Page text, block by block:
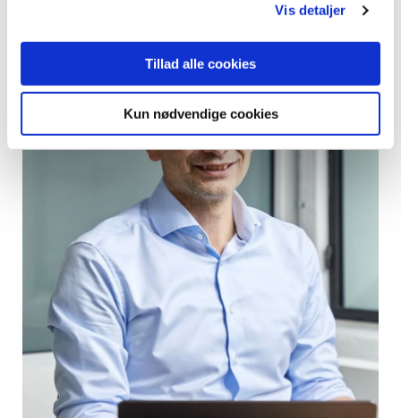
Vis detaljer
Tillad alle cookies
Kun nødvendige cookies